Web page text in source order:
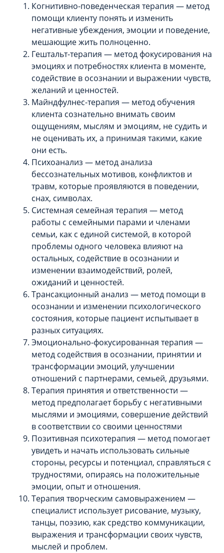
Когнитивно-поведенческая терапия — метод
помощи клиенту понять и изменить
негативные убеждения, эмоции и поведение,
мешающие жить полноценно.
Гештальт-терапия — метод фокусирования на
эмоциях и потребностях клиента в моменте,
содействие в осознании и выражении чувств,
желаний и ценностей.
Майндфулнес-терапия — метод обучения
клиента сознательно внимать своим
ощущениям, мыслям и эмоциям, не судить и
не оценивать их, а принимая такими, какие
они есть.
Психоанализ — метод анализа
бессознательных мотивов, конфликтов и
травм, которые проявляются в поведении,
снах, символах.
Системная семейная терапия — метод
работы с семейными парами и членами
семьи, как с единой системой, в которой
проблемы одного человека влияют на
остальных, содействие в осознании и
изменении взаимодействий, ролей,
ожиданий и ценностей.
Трансакционный анализ — метод помощи в
осознании и изменении психологического
состояния, которые пациент испытывает в
разных ситуациях.
Эмоционально-фокусированная терапия —
метод содействия в осознании, принятии и
трансформации эмоций, улучшении
отношений с партнерами, семьей, друзьями.
Терапия принятия и ответственности —
метод предполагает борьбу с негативными
мыслями и эмоциями, совершение действий
в соответствии со своими ценностями
Позитивная психотерапия — метод помогает
увидеть и начать использовать сильные
стороны, ресурсы и потенциал, справляться с
трудностями, опираясь на положительные
эмоции, опыт и отношения.
Терапия творческим самовыражением —
специалист использует рисование, музыку,
танцы, поэзию, как средство коммуникации,
выражения и трансформации своих чувств,
мыслей и проблем.